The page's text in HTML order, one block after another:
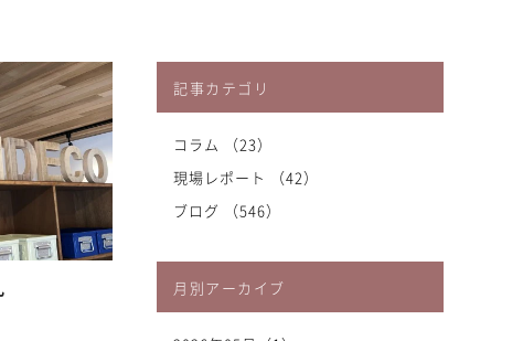
記事カテゴリ
コラム （23）
現場レポート （42）
ブログ （546）
月別アーカイブ